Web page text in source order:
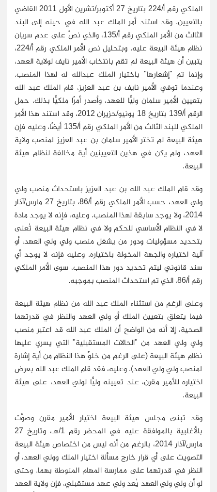
الملكي رقم أ/224 بتاريخ 27 أكتوبر/تشرين الأول 2011 القاضي
بالتعيين. وقد استند أمر الملك عبد الله في حينه إلى البند
الثالث من الأمر الملكي رقم أ/135، والذي نصَّ على عدم سريان
نظام هيئة البيعة عليه. وبتحليل نص الأمر الملكي رقم أ/224،
يتبين أن هيئة البيعة لم تقم بانتخاب الأمير نايف لولاية العهد،
وإنما تم "إشعارها" باختيار الملك عبدالله له لهذا المنصب.
وعندما توفي الأمير نايف بن عبد العزيز، قام الملك عبد الله
بتعيين الأمير سلمان وليًّا للعهد، وأصدر أمرًا ملكيًّا بذلك، حمل
الرقم أ/139 بتاريخ 18 يونيو/حزيران 2012، وقد استند هذا الأمر
الملكي للبند الثالث من الأمر الملكي رقم أ/135 أيضًا، وعليه فإن
هيئة البيعة لم تختر الأمير سلمان بن عبد العزيز لمنصب ولاية
العهد، ولم يكن في هذين التعيينين أية مخالفة لنظام هيئة
البيعة.
وقد قام الملك عبد الله بن عبد العزيز باستحداث منصب ولي
ولي العهد، حسب الأمر الملكي رقم أ/86، بتاريخ 27 مارس/آذار
2014، ولا يوجد سابقة لهذا المنصب. وعليه، فإنه لا يوجد مادة
لا في النظام الأساسي للحكم ولا في نظام هيئة البيعة تُعنى
بتحديد مسؤوليات ودور من يشغل منصب ولي ولي العهد، أو
آلية اختياره والجهة المخولة باختياره. وعليه فإنه لا يوجد أي
سند قانوني ليتم تحديد دور هذا المنصب، سوى الأمر الملكي
رقم أ/86، الذي تم استحداث المنصب بموجبه.
وعلى الرغم من استثناء الملك عبد الله من نظام هيئة البيعة
فيما يتعلق بتعيين الملك أو ولي العهد والنظر في قدرتهما
الصحية، إلا أنه من الواضح أن الملك عبد الله قد اعتبر منصب
ولي ولي العهد من "الحالات المستقبلية" التي يسري عليها
نظام هيئة البيعة (على الرغم من خلوِّ هذا النظام من أية إشارة
لمنصب ولي ولي العهد). وعليه، فقد قام الملك عبد الله بعرض
اختياره للأمير مقرن، عند تعيينه وليًّا لولي العهد، على هيئة
البيعة.
وقد تبنى مجلس هيئة البيعة اختيار الأمير مقرن وصوَّت
بالأغلبية بالموافقة عليه في المحضر رقم 1/هـ، وتاريخ 27
مارس/آذار 2014، بالرغم من أنه ليس من اختصاص هيئة البيعة
التصويت على أي قرار خارج مسألة اختيار الملك وولي العهد، أو
النظر في قدرتهما على ممارسة المهام المنوطة بهما. وحتى
لو أن ولي ولي العهد يُعد ولي عهد مستقبلي، فإن ولاية العهد